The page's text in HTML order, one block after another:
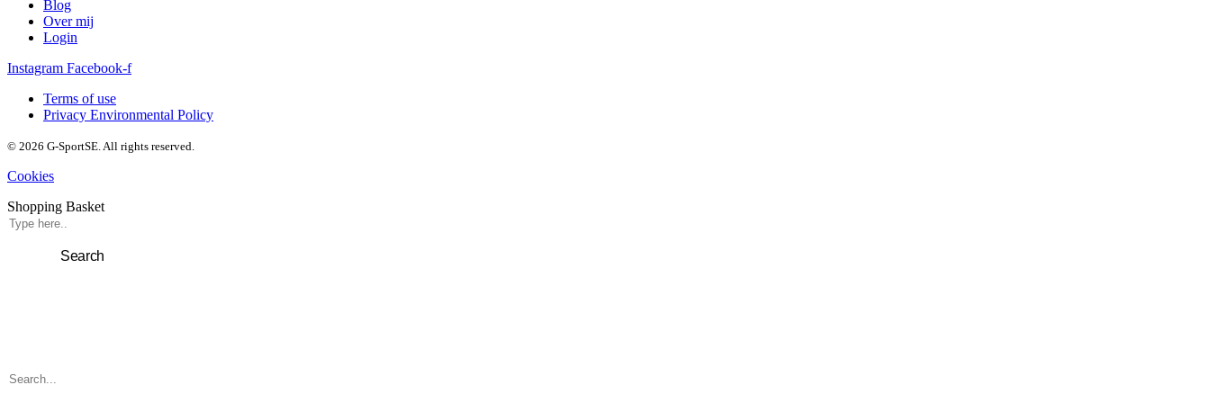
Blog
Over mij
Login
Instagram Facebook-f
Terms of use
Privacy Environmental Policy
© 2026 G-SportSE. All rights reserved.
Cookies
Shopping Basket